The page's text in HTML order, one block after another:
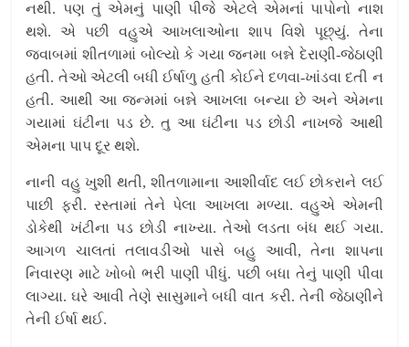
નથી. પણ તું એમનું પાણી પીજે એટલે એમનાં પાપોનો નાશ
થશે. એ પછી વહુએ આખલાઓના શાપ વિશે પૂછ્યું. તેના
જવાબમાં શીતળામાં બોલ્યો કે ગયા જનમા બન્ને દેરાણી-જેઠાણી
હતી. તેઓ એટલી બધી ઈર્ષાળુ હતી કોઈને દળવા-ખાંડવા દતી ન
હતી. આથી આ જન્મમાં બન્ને આખલા બન્યા છે અને એમના
ગયામાં ઘંટીના પડ છે. તુ આ ઘંટીના પડ છોડી નાખજે આથી
એમના પાપ દૂર થશે.
નાની વહુ ખુશી થતી, શીતળામાના આશીર્વાદ લઈ છોકરાને લઈ
પાછી ફરી. રસ્તામાં તેને પેલા આખલા મળ્યા. વહુએ એમની
ડોકેથી ખંટીના પડ છોડી નાખ્યા. તેઓ લડતા બંધ થઈ ગયા.
આગળ ચાલતાં તલાવડીઓ પાસે બહુ આવી, તેના શાપના
નિવારણ માટે ખોબો ભરી પાણી પીધું. પછી બધા તેનું પાણી પીવા
લાગ્યા. ઘરે આવી તેણે સાસુમાને બધી વાત કરી. તેની જેઠાણીને
તેની ઈર્ષા થઈ.